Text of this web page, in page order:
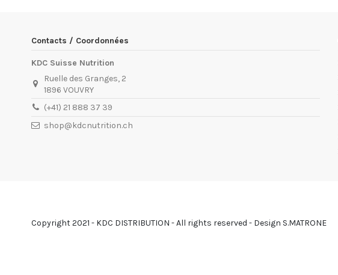
Contacts / Coordonnées
KDC Suisse Nutrition
Ruelle des Granges, 2
1896 VOUVRY
(+41) 21 888 37 39
shop@kdcnutrition.ch
Copyright 2021 - KDC DISTRIBUTION - All rights reserved - Design S.MATRONE